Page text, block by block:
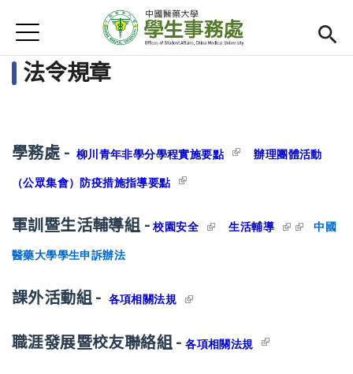
首頁
Open
首頁
Open submenu (活動集錦)
活動集錦
Open submenu (宿舍專區)
宿舍專區
智慧校園食衣住行
Jump to Navigation
Jump to Main content
法令規章
學務處 - 柳川青年非學分學程實施要點 (link is external)
辦理團體活動
（公眾集會）防疫措施指導要點 (link is external)
軍訓暨生活輔導組 - 校園安全 (link is external)
生活輔導
(link is
(link is
中國
醫藥大學學生申訴辦法
課外活動組 - 各項相關法規 (link is external)
職涯發展暨校友聯絡組 - 各項相關法規
(link is